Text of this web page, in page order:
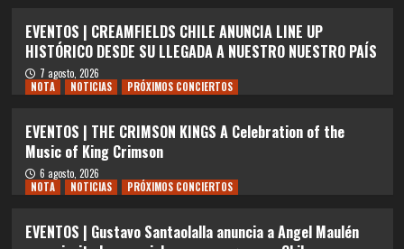
EVENTOS | CREAMFIELDS CHILE ANUNCIA LINE UP
HISTÓRICO DESDE SU LLEGADA A NUESTRO NUESTRO PAÍS
7 agosto, 2026
NOTA
NOTICIAS PRÓXIMOS CONCIERTOS
EVENTOS | THE CRIMSON KINGS A Celebration of the
Music of King Crimson
6 agosto, 2026
NOTA
NOTICIAS PRÓXIMOS CONCIERTOS
EVENTOS | Gustavo Santaolalla anuncia a Angel Maulén